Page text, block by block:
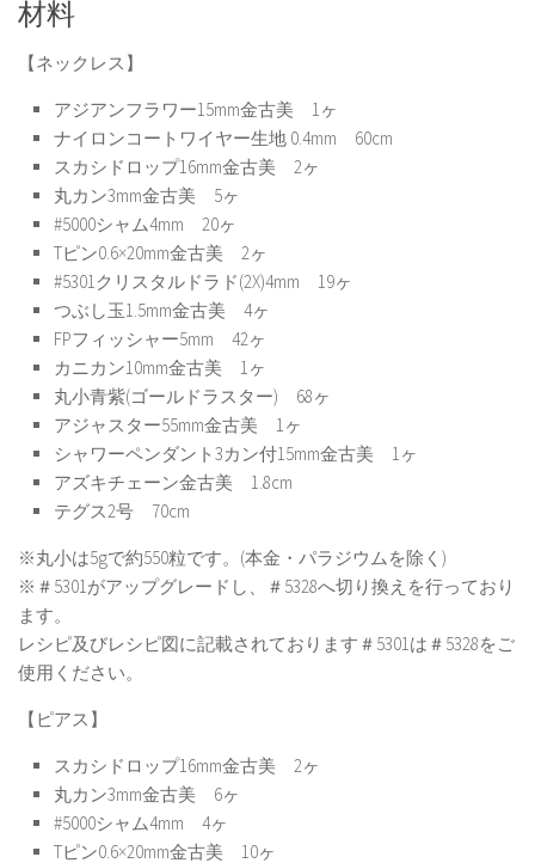
材料
【ネックレス】
アジアンフラワー15mm金古美 1ヶ
ナイロンコートワイヤー生地 0.4mm 60cm
スカシドロップ16mm金古美 2ヶ
丸カン3mm金古美 5ヶ
#5000シャム4mm 20ヶ
Tピン0.6×20mm金古美 2ヶ
#5301クリスタルドラド(2X)4mm 19ヶ
つぶし玉1.5mm金古美 4ヶ
FPフィッシャー5mm 42ヶ
カニカン10mm金古美 1ヶ
丸小青紫(ゴールドラスター) 68ヶ
アジャスター55mm金古美 1ヶ
シャワーペンダント3カン付15mm金古美 1ヶ
アズキチェーン金古美 1.8cm
テグス2号 70cm
※丸小は5gで約550粒です。(本金・パラジウムを除く)
※＃5301がアップグレードし、＃5328へ切り換えを行っており
ます。
レシピ及びレシピ図に記載されております＃5301は＃5328をご
使用ください。
【ピアス】
スカシドロップ16mm金古美 2ヶ
丸カン3mm金古美 6ヶ
#5000シャム4mm 4ヶ
Tピン0.6×20mm金古美 10ヶ